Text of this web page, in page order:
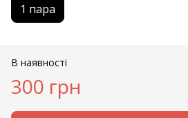
1 пара
В наявності
300 грн